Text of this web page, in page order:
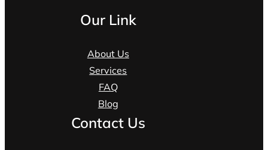
Our Link
About Us
Services
FAQ
Blog
Contact Us